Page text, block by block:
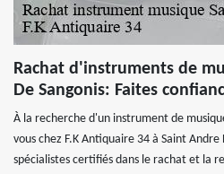
Rachat d'instruments de
De Sangonis: Faites
À la recherche d'un instrument de
vous chez F.K Antiquaire 34 à Saint
spécialistes certifiés dans le rachat et la